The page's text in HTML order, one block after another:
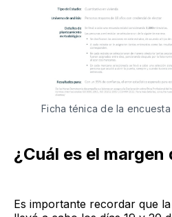
Ficha ténica de la encuesta
¿Cuál es el margen
Es importante recordar que